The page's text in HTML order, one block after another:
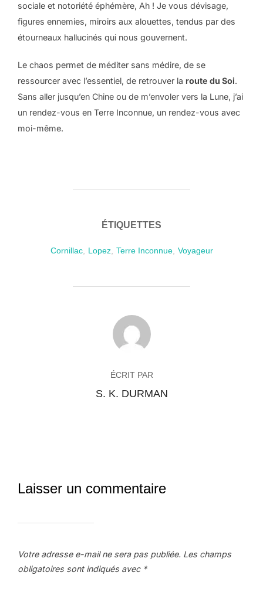
sociale et notoriété éphémère, Ah ! Je vous dévisage,
figures ennemies, miroirs aux alouettes, tendus par des
étourneaux hallucinés qui nous gouvernent.
Le chaos permet de méditer sans médire, de se
ressourcer avec l’essentiel, de retrouver la route du Soi.
Sans aller jusqu’en Chine ou de m’envoler vers la Lune, j’ai
un rendez-vous en Terre Inconnue, un rendez-vous avec
moi-même.
ÉTIQUETTES
Cornillac, Lopez, Terre Inconnue, Voyageur
AUTEUR DE LA PUBLICATION
ÉCRIT PAR
S. K. DURMAN
Laisser un commentaire
Votre adresse e-mail ne sera pas publiée. Les champs
obligatoires sont indiqués avec *